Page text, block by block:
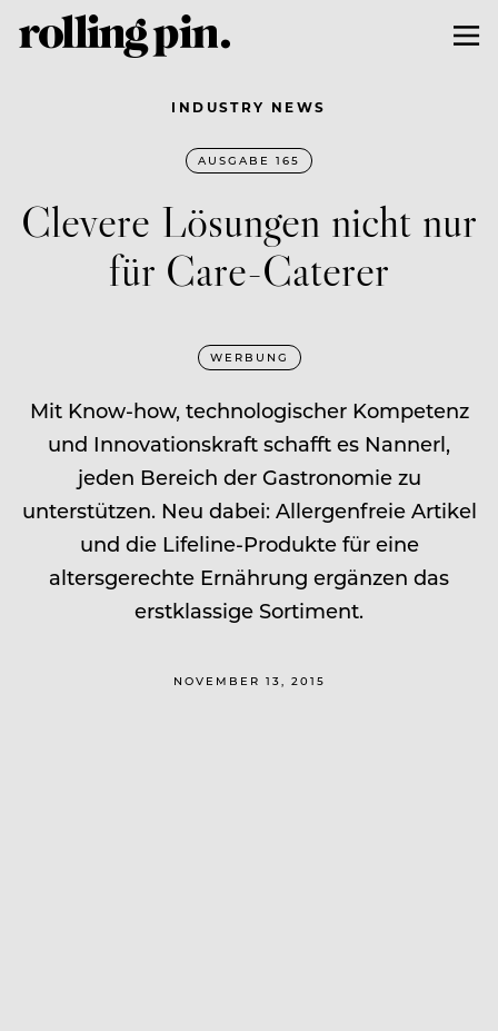
INDUSTRY NEWS
AUSGABE 165
Clevere Lösungen nicht nur
für Care-Caterer
WERBUNG
Mit Know-how, technologischer Kompetenz
und Innovationskraft schafft es Nannerl,
jeden Bereich der Gastronomie zu
unterstützen. Neu dabei: Allergenfreie Artikel
und die Lifeline-Produkte für eine
altersgerechte Ernährung ergänzen das
erstklassige Sortiment.
NOVEMBER 13, 2015